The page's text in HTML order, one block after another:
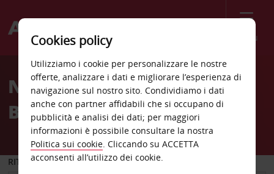
Menù
Welcome
AvisNoleggio auto Parigi
Bagnolet
RITIRO DA
Cookies policy
Utilizziamo i cookie per personalizzare le nostre
offerte, analizzare i dati e migliorare l’esperienza di
navigazione sul nostro sito. Condividiamo i dati
anche con partner affidabili che si occupano di
pubblicità e analisi dei dati; per maggiori
informazioni è possibile consultare la nostra
Politica sui cookie. Cliccando su ACCETTA
acconsenti all’utilizzo dei cookie.